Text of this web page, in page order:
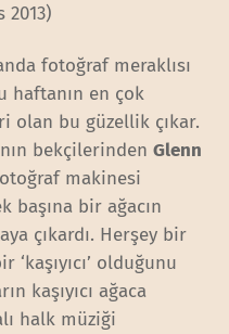
2013)
fotoğraf meraklısı
haftanın en çok
olan bu güzellik çıkar.
bekçilerindenGlenn
makinesi
başına bir ağacın
çıkardı. Herşey bir
olduğunu
kaşıyıcı ağaca
halk müziği